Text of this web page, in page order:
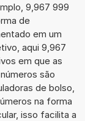
9,967 999
de
em um
aqui 9,967
em que as
são
de bolso,
na forma
isso facilita a